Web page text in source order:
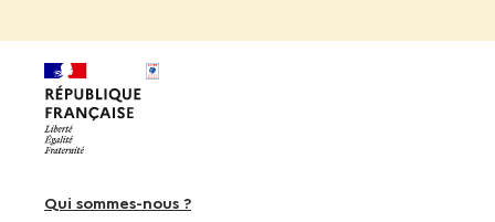
Qui sommes-nous ?